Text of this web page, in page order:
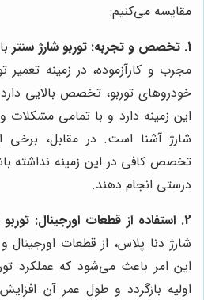
مقایسه می‌کنیم:
1. تخصص و تجربه:
توربو شارژ سنتر
مجرب و کارآزموده، در زمینه تعمیر
خودروهای توربو، تخصص بالایی
این زمینه دارد و با تمامی
شارژ آشنا است. در مقابل، برخی
تخصص کافی در این زمینه نداشته
درستی انجام دهند.
2. استفاده از قطعات اورجینال:
شارژ دنا پلاس، از قطعات
این امر باعث می‌شود که عملکرد
اولیه بازگردد و طول عمر آن